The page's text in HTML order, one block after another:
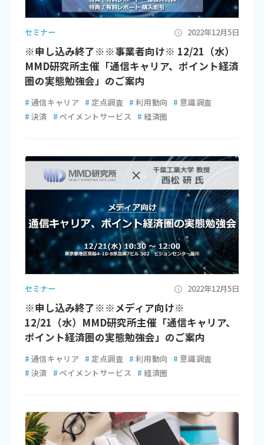
セミナー 2022年12月5日
※申し込み終了※※事業者向け※ 12/21（水）
MMD研究所主催「通信キャリア、ポイント経済
圏の実態勉強会」のご案内
# 通信キャリア # 定点調査 # 利用動向 # 意識調査
# 決済 # ペイメントサービス # 経済圏
セミナー 2022年12月5日
※申し込み終了※※メディア向け※
12/21（水）MMD研究所主催「通信キャリア、
ポイント経済圏の実態勉強会」のご案内
# 通信キャリア # 定点調査 # 利用動向 # 意識調査
# 決済 # ペイメントサービス # 経済圏